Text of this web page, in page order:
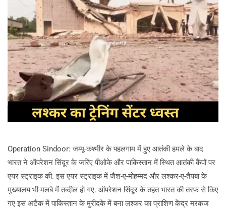
Operation Sindoor: जम्मू-कश्मीर के पहलगाम में हुए आतंकी हमले के बाद
भारत ने ऑपरेशन सिंदूर के जरिए पीओके और पाकिस्तान में स्थित आतंकी कैंपों पर
एयर स्ट्राइक की. इस एयर स्ट्राइक में जैश-ए-मोहम्मद और लश्कर-ए-तैयबा के
मुख्यालय भी मलबे में तब्दील हो गए. ऑपरेशन सिंदूर के तहत भारत की तरफ से किए
गए इस अटैक में पाकिस्तान के मुरीदके में बना लश्कर का प्राशिण केंद्र मरकज